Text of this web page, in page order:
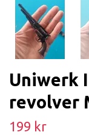
Uniwerk
revolver
199 kr